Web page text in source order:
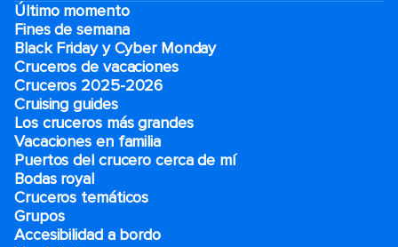
Último momento
Fines de semana
Black Friday y Cyber Monday
Cruceros de vacaciones
Cruceros 2025-2026
Cruising guides
Los cruceros más grandes
Vacaciones en familia
Puertos del crucero cerca de mí
Bodas royal
Cruceros temáticos
Grupos
Accesibilidad a bordo